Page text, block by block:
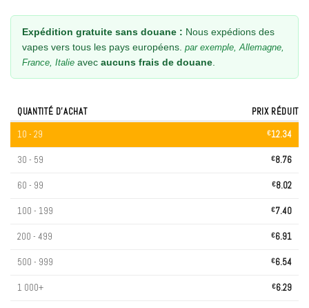
Expédition gratuite sans douane : Nous expédions des
vapes vers tous les pays européens. par exemple, Allemagne,
France, Italie avec aucuns frais de douane
QUANTITÉ D'ACHAT
PRIX RÉDUIT
10 - 29
€12.34
30 - 59 €8.76
60 - 99 €8.02
100 - 199 €7.40
200 - 499 €6.91
500 - 999 €6.54
1 000+ €6.29